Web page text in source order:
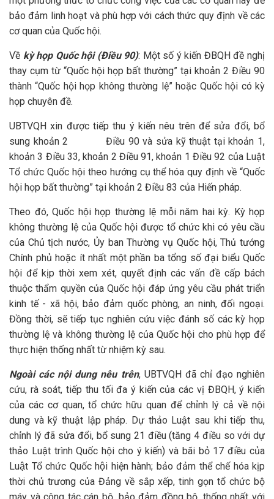
bảo đảm linh hoạt và phù hợp với cách thức quy định về các
cơ quan của Quốc hội.
Về kỳ họp Quốc hội (Điều 90): Một số ý kiến ĐBQH đề nghị
thay cụm từ “Quốc hội họp bất thường” tại khoản 2 Điều 90
thành “Quốc hội họp không thường lệ” hoặc Quốc hội có kỳ
họp chuyên đề.
UBTVQH xin được tiếp thu ý kiến nêu trên để sửa đổi, bổ
sung khoản 2 Điều 90 và sửa kỹ thuật tại khoản 1,
khoản 3 Điều 33, khoản 2 Điều 91, khoản 1 Điều 92 của Luật
Tổ chức Quốc hội theo hướng cụ thể hóa quy định về “Quốc
hội họp bất thường” tại khoản 2 Điều 83 của Hiến pháp.
Theo đó, Quốc hội họp thường lệ mỗi năm hai kỳ. Kỳ họp
không thường lệ của Quốc hội được tổ chức khi có yêu cầu
của Chủ tịch nước, Ủy ban Thường vụ Quốc hội, Thủ tướng
Chính phủ hoặc ít nhất một phần ba tổng số đại biểu Quốc
hội để kịp thời xem xét, quyết định các vấn đề cấp bách
thuộc thẩm quyền của Quốc hội đáp ứng yêu cầu phát triển
kinh tế - xã hội, bảo đảm quốc phòng, an ninh, đối ngoại.
Đồng thời, sẽ tiếp tục nghiên cứu việc đánh số các kỳ họp
thường lệ và không thường lệ của Quốc hội cho phù hợp để
thực hiện thống nhất từ nhiệm kỳ sau.
Ngoài các nội dung nêu trên, UBTVQH đã chỉ đạo nghiên
cứu, rà soát, tiếp thu tối đa ý kiến của các vị ĐBQH, ý kiến
của các cơ quan, tổ chức hữu quan để chỉnh lý cả về nội
dung và kỹ thuật lập pháp. Dự thảo Luật sau khi tiếp thu,
chỉnh lý đã sửa đổi, bổ sung 21 điều (tăng 4 điều so với dự
thảo Luật trình Quốc hội cho ý kiến) và bãi bỏ 17 điều của
Luật Tổ chức Quốc hội hiện hành; bảo đảm thể chế hóa kịp
thời chủ trương của Đảng về sắp xếp, tinh gọn tổ chức bộ